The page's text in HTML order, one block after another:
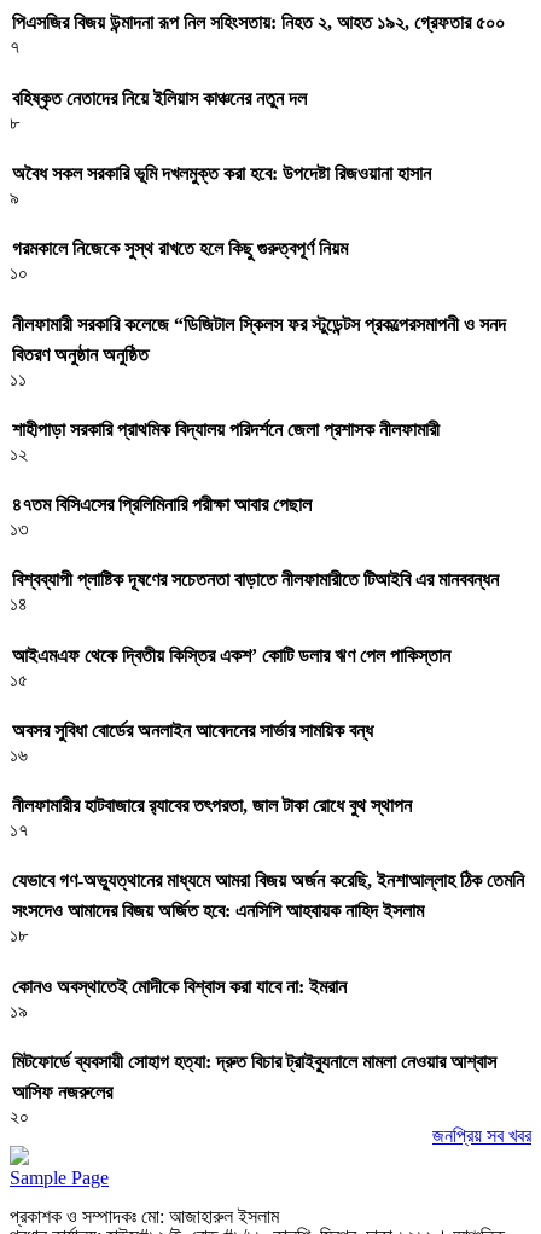
পিএসজির বিজয় উন্মাদনা রূপ নিল সহিংসতায়: নিহত ২, আহত ১৯২, গ্রেফতার ৫০০
৭
বহিষ্কৃত নেতাদের নিয়ে ইলিয়াস কাঞ্চনের নতুন দল
৮
অবৈধ সকল সরকারি ভূমি দখলমুক্ত করা হবে: উপদেষ্টা রিজওয়ানা হাসান
৯
গরমকালে নিজেকে সুস্থ রাখতে হলে কিছু গুরুত্বপূর্ণ নিয়ম
১০
নীলফামারী সরকারি কলেজে “ডিজিটাল স্কিলস ফর স্টুডেন্টস প্রকল্পেরসমাপনী ও সনদ
বিতরণ অনুষ্ঠান অনুষ্ঠিত
১১
শাহীপাড়া সরকারি প্রাথমিক বিদ্যালয় পরিদর্শনে জেলা প্রশাসক নীলফামারী
১২
৪৭তম বিসিএসের প্রিলিমিনারি পরীক্ষা আবার পেছাল
১৩
বিশ্বব্যাপী প্লাষ্টিক দূষণের সচেতনতা বাড়াতে নীলফামারীতে টিআইবি এর মানববন্ধন
১৪
আইএমএফ থেকে দ্বিতীয় কিস্তির একশ’ কোটি ডলার ঋণ পেল পাকিস্তান
১৫
অবসর সুবিধা বোর্ডের অনলাইন আবেদনের সার্ভার সাময়িক বন্ধ
১৬
নীলফামারীর হাটবাজারে র‌্যাবের তৎপরতা, জাল টাকা রোধে বুথ স্থাপন
১৭
যেভাবে গণ-অভ্যুত্থানের মাধ্যমে আমরা বিজয় অর্জন করেছি, ইনশাআল্লাহ ঠিক তেমনি
সংসদেও আমাদের বিজয় অর্জিত হবে: এনসিপি আহবায়ক নাহিদ ইসলাম
১৮
কোনও অবস্থাতেই মোদীকে বিশ্বাস করা যাবে না: ইমরান
১৯
মিটফোর্ডে ব্যবসায়ী সোহাগ হত্যা: দ্রুত বিচার ট্রাইব্যুনালে মামলা নেওয়ার আশ্বাস
আসিফ নজরুলের
২০
জনপ্রিয় সব খবর
Sample Page
প্রকাশক ও সম্পাদকঃ মো: আজাহারুল ইসলাম